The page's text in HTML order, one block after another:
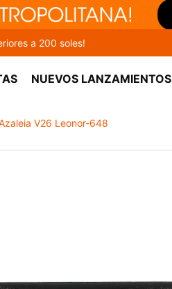
a 200 soles!
NUEVOS LANZAMIENTOS
V26 Leonor-648